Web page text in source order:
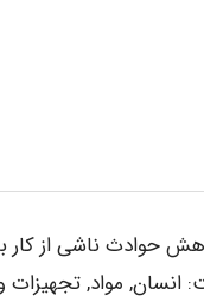
حوادث ناشی از کار
انسان, مواد, تجهیزات